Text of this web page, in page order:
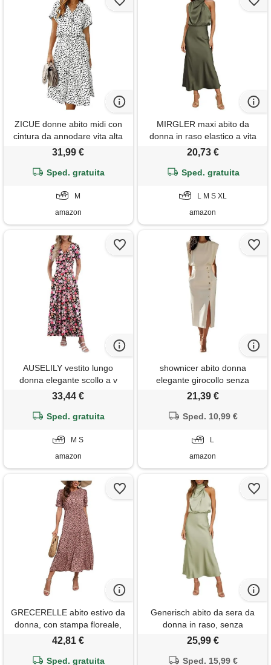
ZICUE donne abito midi con
cintura da annodare vita alta
maniche corte e taglio swing.
bianco nero m
31,99 €
Sped. gratuita
M
amazon
MIRGLER maxi abito da
donna in raso elastico a vita
alta per matrimoni, serate,
militare, m
20,73 €
Sped. gratuita
L M S XL
amazon
AUSELILY vestito lungo
donna elegante scollo a v
manica corta vita alta
33,44 €
Sped. gratuita
M S
amazon
shownicer abito donna
elegante girocollo senza
maniche vita alta tinta unita a
21,39 €
Sped. 10,99 €
L
amazon
GRECERELLE abito estivo da
donna, con stampa floreale,
stile boho, con maniche a
boho, cocktail, vacanze,
42,81 €
Sped. gratuita
Generisch abito da sera da
donna in raso, senza
maniche, allacciatura al collo,
elegante in raso a vita alta,
25,99 €
Sped. 15,99 €